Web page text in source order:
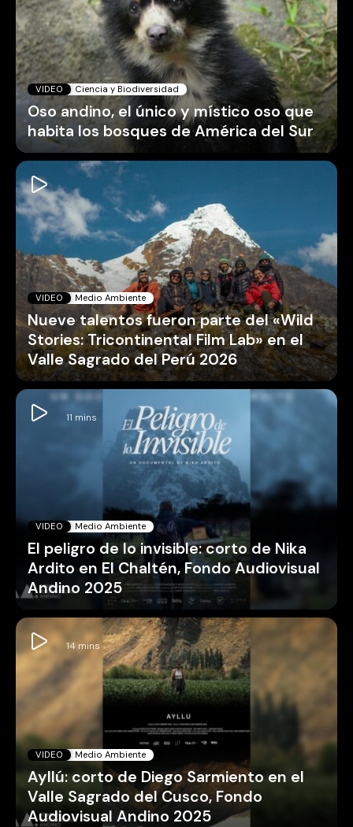
VIDEO Ciencia y Biodiversidad
Oso andino, el único y místico oso que
habita los bosques de América del Sur
VIDEO Medio Ambiente
Nueve talentos fueron parte del «Wild
Stories: Tricontinental Film Lab» en el
Valle Sagrado del Perú 2026
VIDEO Medio Ambiente
El peligro de lo invisible: corto de Nika
Ardito en El Chaltén, Fondo Audiovisual
Andino 2025
VIDEO Medio Ambiente
Ayllú: corto de Diego Sarmiento en el
Valle Sagrado del Cusco, Fondo
Audiovisual Andino 2025